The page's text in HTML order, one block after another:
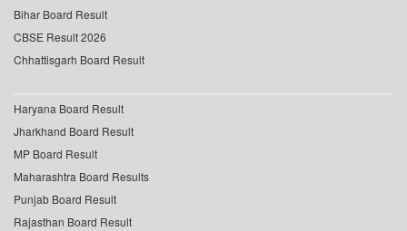
Bihar Board Result
CBSE Result 2026
Chhattisgarh Board Result
Haryana Board Result
Jharkhand Board Result
MP Board Result
Maharashtra Board Results
Punjab Board Result
Rajasthan Board Result